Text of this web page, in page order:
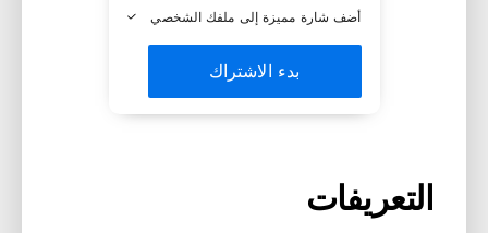
أضف شارة مميزة إلى ملفك الشخصي
بدء الاشتراك
التعريفات